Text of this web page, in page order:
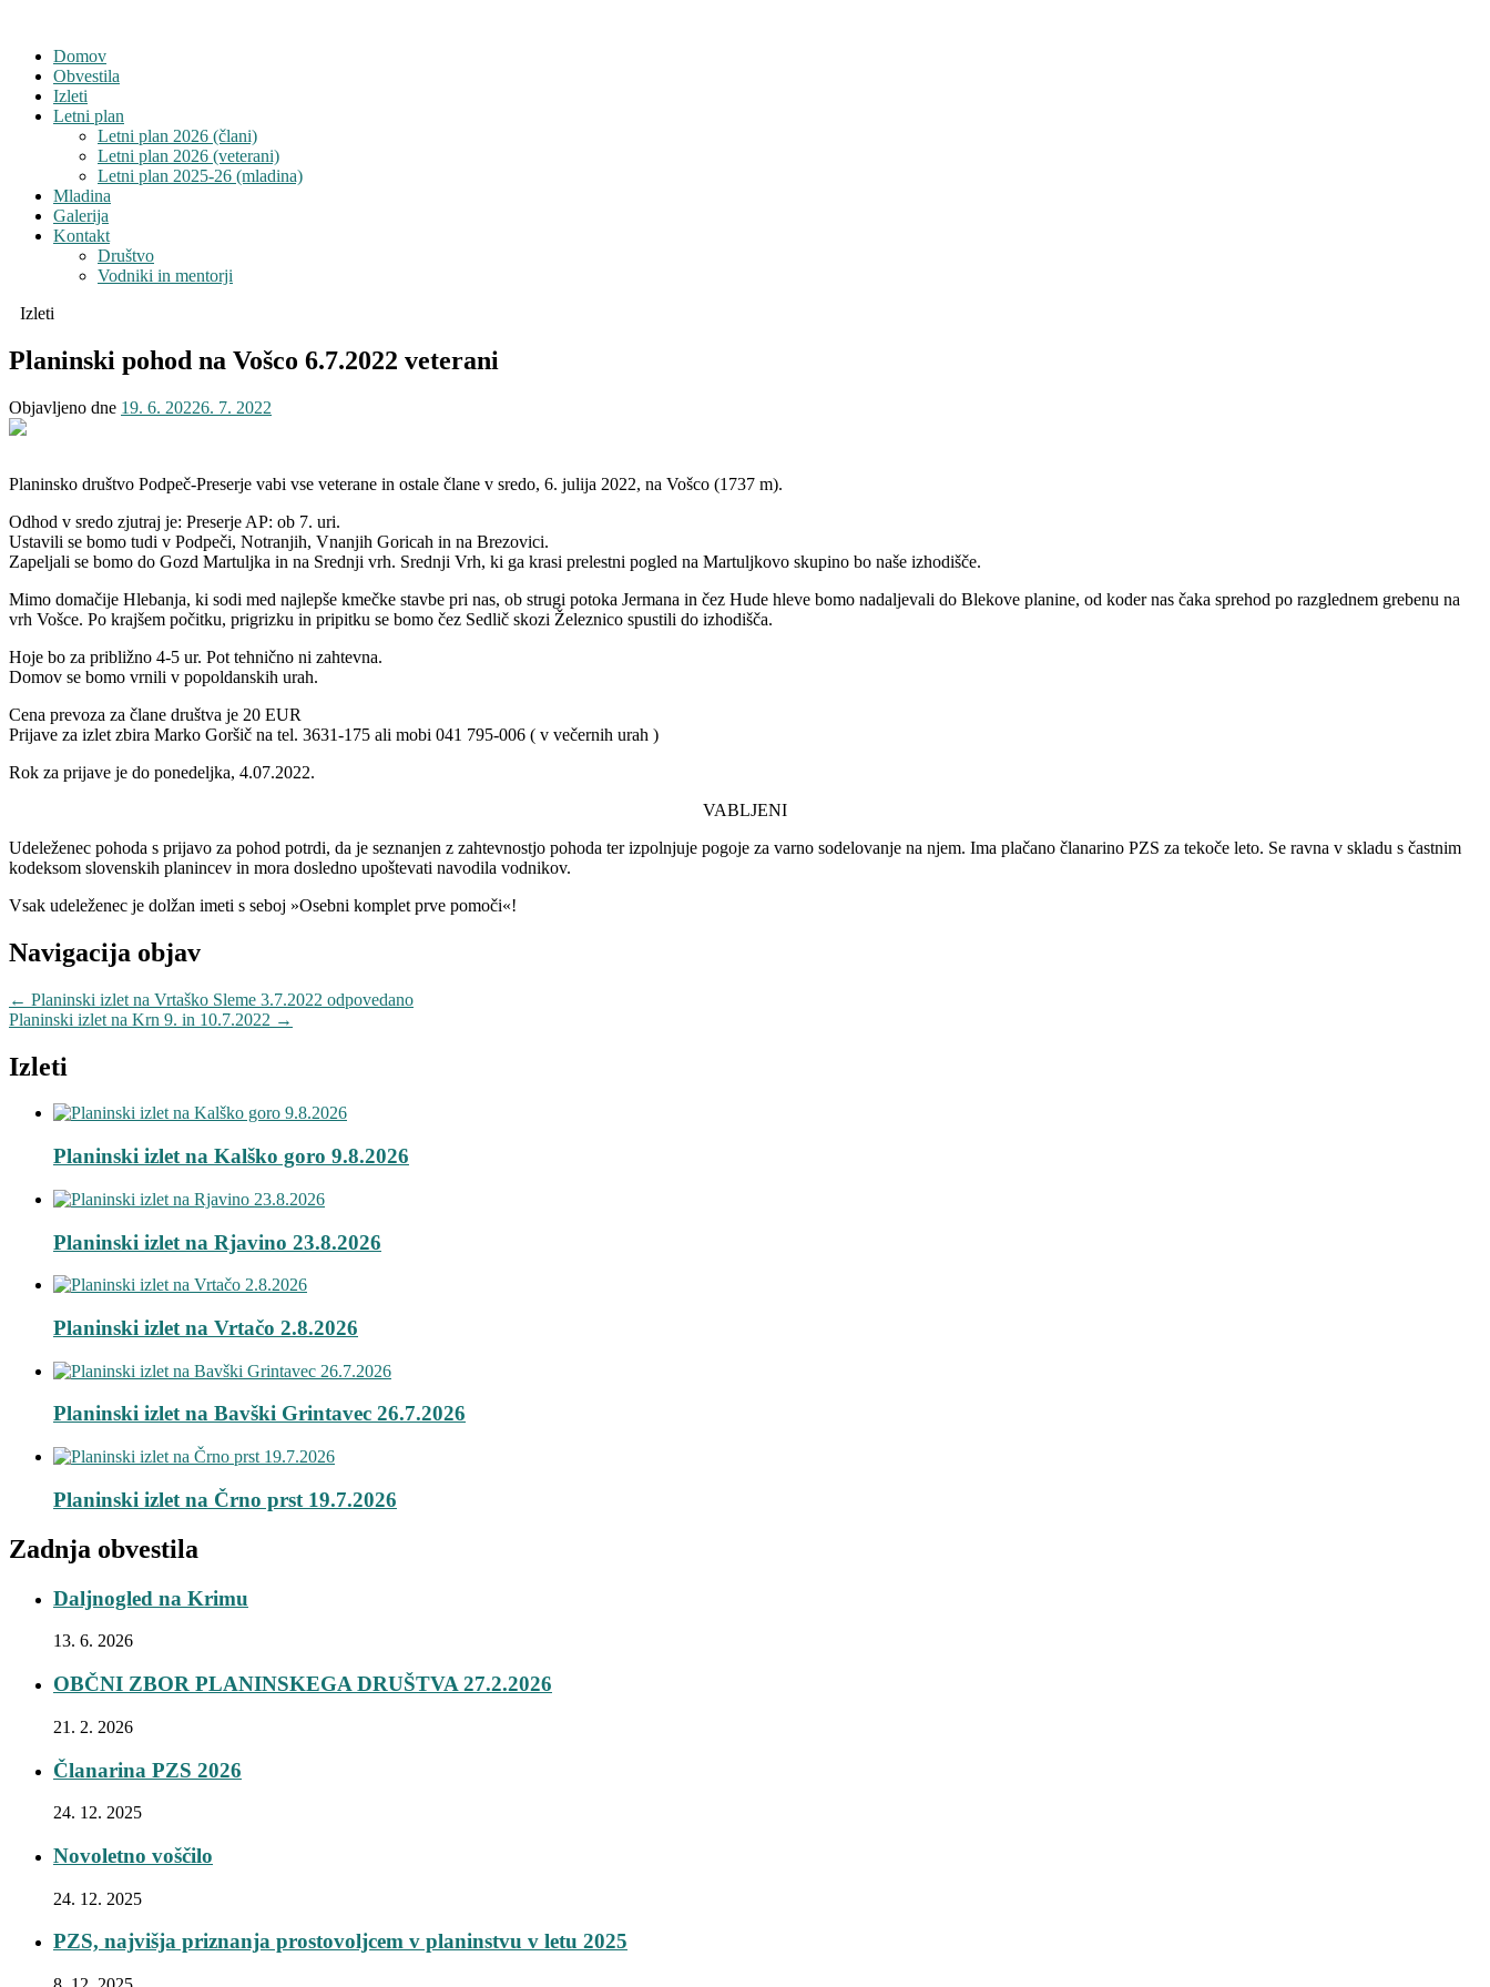
Domov
Obvestila
Izleti
Letni plan
Letni plan 2026 (člani)
Letni plan 2026 (veterani)
Letni plan 2025-26 (mladina)
Mladina
Galerija
Kontakt
Društvo
Vodniki in mentorji
Izleti
Planinski pohod na Vošco 6.7.2022 veterani
Objavljeno dne 19. 6. 20226. 7. 2022
Planinsko društvo Podpeč-Preserje vabi vse veterane in ostale člane v sredo, 6. julija 2022, na Vošco (1737 m).
Odhod v sredo zjutraj je: Preserje AP: ob 7. uri.
Ustavili se bomo tudi v Podpeči, Notranjih, Vnanjih Goricah in na Brezovici.
Zapeljali se bomo do Gozd Martuljka in na Srednji vrh. Srednji Vrh, ki ga krasi prelestni pogled na Martuljkovo skupino bo naše izhodišče.
Mimo domačije Hlebanja, ki sodi med najlepše kmečke stavbe pri nas, ob strugi potoka Jermana in čez Hude hleve bomo nadaljevali do Blekove planine, od koder nas čaka sprehod po razglednem grebenu na
vrh Vošce. Po krajšem počitku, prigrizku in pripitku se bomo čez Sedlič skozi Železnico spustili do izhodišča.
Hoje bo za približno 4-5 ur. Pot tehnično ni zahtevna.
Domov se bomo vrnili v popoldanskih urah.
Cena prevoza za člane društva je 20 EUR
Prijave za izlet zbira Marko Goršič na tel. 3631-175 ali mobi 041 795-006 ( v večernih urah )
Rok za prijave je do ponedeljka, 4.07.2022.
VABLJENI
Udeleženec pohoda s prijavo za pohod potrdi, da je seznanjen z zahtevnostjo pohoda ter izpolnjuje pogoje za varno sodelovanje na njem. Ima plačano članarino PZS za tekoče leto. Se ravna v skladu s častnim
kodeksom slovenskih planincev in mora dosledno upoštevati navodila vodnikov.
Vsak udeleženec je dolžan imeti s seboj »Osebni komplet prve pomoči«!
Navigacija objav
← Planinski izlet na Vrtaško Sleme 3.7.2022 odpovedano
Planinski izlet na Krn 9. in 10.7.2022 →
Izleti
Planinski izlet na Kalško goro 9.8.2026
Planinski izlet na Rjavino 23.8.2026
Planinski izlet na Vrtačo 2.8.2026
Planinski izlet na Bavški Grintavec 26.7.2026
Planinski izlet na Črno prst 19.7.2026
Zadnja obvestila
Daljnogled na Krimu
13. 6. 2026
OBČNI ZBOR PLANINSKEGA DRUŠTVA 27.2.2026
21. 2. 2026
Članarina PZS 2026
24. 12. 2025
Novoletno voščilo
24. 12. 2025
PZS, najvišja priznanja prostovoljcem v planinstvu v letu 2025